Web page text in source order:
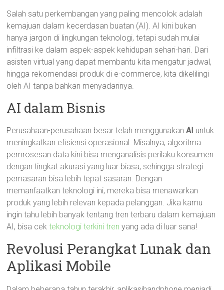
Salah satu perkembangan yang paling mencolok adalah
kemajuan dalam kecerdasan buatan (AI). AI kini bukan
hanya jargon di lingkungan teknologi, tetapi sudah mulai
infiltrasi ke dalam aspek-aspek kehidupan sehari-hari. Dari
asisten virtual yang dapat membantu kita mengatur jadwal,
hingga rekomendasi produk di e-commerce, kita dikelilingi
oleh AI tanpa bahkan menyadarinya.
AI dalam Bisnis
Perusahaan-perusahaan besar telah menggunakanAI untuk
meningkatkan efisiensi operasional. Misalnya, algoritma
pemrosesan data kini bisa menganalisis perilaku konsumen
dengan tingkat akurasi yang luar biasa, sehingga strategi
pemasaran bisa lebih tepat sasaran. Dengan
memanfaatkan teknologi ini, mereka bisa menawarkan
produk yang lebih relevan kepada pelanggan. Jika kamu
ingin tahu lebih banyak tentang tren terbaru dalam kemajuan
AI, bisa cekteknologi terkini tren yang ada di luar sana!
Revolusi Perangkat Lunak dan
Aplikasi Mobile